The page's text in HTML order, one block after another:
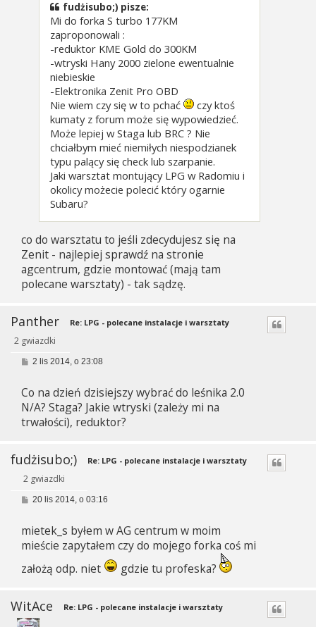
fudżisubo;) pisze:
Mi do forka S turbo 177KM
zaproponowali :
-reduktor KME Gold do 300KM
-wtryski Hany 2000 zielone ewentualnie
niebieskie
-Elektronika Zenit Pro OBD
Nie wiem czy się w to pchać
czy ktoś
kumaty z forum może się wypowiedzieć.
Może lepiej w Staga lub BRC ? Nie
chciałbym mieć niemiłych niespodzianek
typu palący się check lub szarpanie.
Jaki warsztat montujący LPG w Radomiu i
okolicy możecie polecić który ogarnie
Subaru?
co do warsztatu to jeśli zdecydujesz się na
Zenit - najlepiej sprawdź na stronie
agcentrum, gdzie montować (mają tam
polecane warsztaty) - tak sądzę.
Panther
2 gwiazdki
Re: LPG - polecane instalacje i warsztaty
P
t
2 lis 2014, o 23:08
Co na dzień dzisiejszy wybrać do leśnika 2.0
N/A? Staga? Jakie wtryski (zależy mi na
trwałości), reduktor?
fudżisubo;)
2 gwiazdki
Re: LPG - polecane instalacje i warsztaty
P
t
20 lis 2014, o 03:16
mietek_s byłem w AG centrum w moim
mieście zapytałem czy do mojego forka coś mi
założą odp. niet
gdzie tu profeska?
WitAce Re: LPG - polecane instalacje i warsztaty